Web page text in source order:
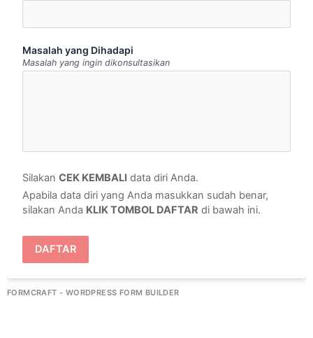
Masalah yang Dihadapi
Masalah yang ingin dikonsultasikan
Silakan CEK KEMBALI data diri Anda.
Apabila data diri yang Anda masukkan sudah benar,
silakan Anda KLIK TOMBOL DAFTAR di bawah ini.
DAFTAR
FORMCRAFT - WORDPRESS FORM BUILDER